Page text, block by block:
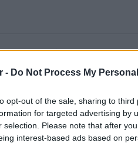
- Do Not Process My
opt-out of the sale, sharing to
for targeted advertising by
selection. Please note that after
interest-based ads based on
August 13, 2023
ριάλιτι «Love Island». Δεν
με καταγωγή από την Ίμπιζα
λόγο για ένα νέο